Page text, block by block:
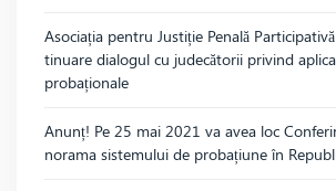
Asociația pentru Justiție Penală
tinuare dialogul cu judecătorii privind
probaționale
Anunț! Pe 25 mai 2021 va avea loc
norama sistemului de probațiune în